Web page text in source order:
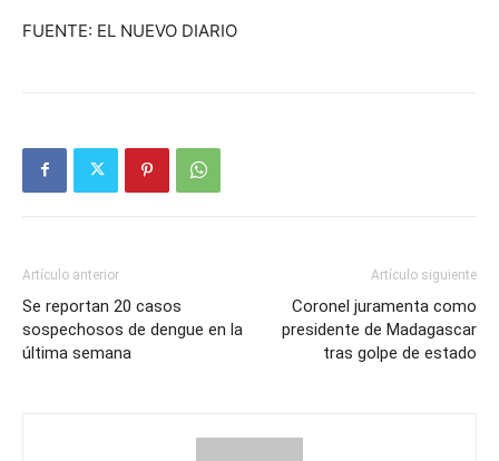
FUENTE: EL NUEVO DIARIO
Artículo anterior
Se reportan 20 casos
sospechosos de dengue en la
última semana
Artículo siguiente
Coronel juramenta como
presidente de Madagascar
tras golpe de estado